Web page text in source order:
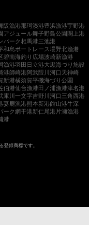
阪漁港那珂湊港豊浜漁港宇野港
アジュール舞子野島公園閖上港
パーク相馬港三池港
和島ボートレース場野北漁港
碧南海釣り広場波崎新漁港
漁港羽田 日立港大黒海づり施設
港師崎港阿武隈川河口 天神崎
新港横須賀平磯海づり公園
伯港仙台漁港田ノ浦漁港津名港
庫川一文字吉野川河口 三角西港
妻鹿漁港熊本新港館山港牛深
ーク網干港新仁尾港 片瀬漁港
港
登録商標です。